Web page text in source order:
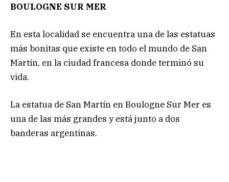
BOULOGNE SUR MER
En esta localidad se encuentra una de las estatuas
más bonitas que existe en todo el mundo de San
Martín, en la ciudad francesa donde terminó su
vida.
La estatua de San Martín en Boulogne Sur Mer es
una de las más grandes y está junto a dos
banderas argentinas.